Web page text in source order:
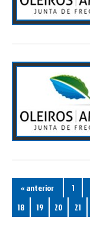
« anterior 1
18
19 20 21